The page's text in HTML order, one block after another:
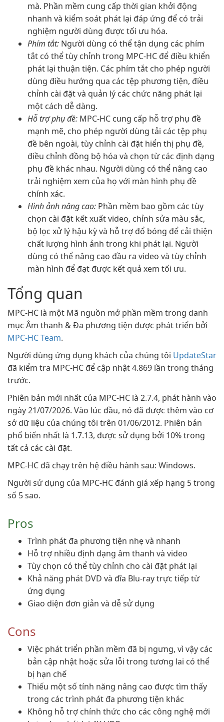
mà. Phần mềm cung cấp thời gian khởi động
nhanh và kiểm soát phát lại đáp ứng để có trải
nghiệm người dùng được tối ưu hóa.
Phím tắt: Người dùng có thể tận dụng các phím
tắt có thể tùy chỉnh trong MPC-HC để điều khiển
phát lại thuận tiện. Các phím tắt cho phép người
dùng điều hướng qua các tệp phương tiện, điều
chỉnh cài đặt và quản lý các chức năng phát lại
một cách dễ dàng.
Hỗ trợ phụ đề: MPC-HC cung cấp hỗ trợ phụ đề
mạnh mẽ, cho phép người dùng tải các tệp phụ
đề bên ngoài, tùy chỉnh cài đặt hiển thị phụ đề,
điều chỉnh đồng bộ hóa và chọn từ các định dạng
phụ đề khác nhau. Người dùng có thể nâng cao
trải nghiệm xem của họ với màn hình phụ đề
chính xác.
Hình ảnh nâng cao: Phần mềm bao gồm các tùy
chọn cài đặt kết xuất video, chỉnh sửa màu sắc,
bộ lọc xử lý hậu kỳ và hỗ trợ đổ bóng để cải thiện
chất lượng hình ảnh trong khi phát lại. Người
dùng có thể nâng cao đầu ra video và tùy chỉnh
màn hình để đạt được kết quả xem tối ưu.
Tổng quan
MPC-HC là một Mã nguồn mở phần mềm trong danh
mục Âm thanh & Đa phương tiện được phát triển bởi
MPC-HC Team.
Người dùng ứng dụng khách của chúng tôi UpdateStar
đã kiểm tra MPC-HC để cập nhật 4.869 lần trong tháng
trước.
Phiên bản mới nhất của MPC-HC là 2.7.4, phát hành vào
ngày 21/07/2026. Vào lúc đầu, nó đã được thêm vào cơ
sở dữ liệu của chúng tôi trên 01/06/2012. Phiên bản
phổ biến nhất là 1.7.13, được sử dụng bởi 10% trong
tất cả các cài đặt.
MPC-HC đã chạy trên hệ điều hành sau: Windows.
Người sử dụng của MPC-HC đánh giá xếp hạng 5 trong
số 5 sao.
Pros
Trình phát đa phương tiện nhẹ và nhanh
Hỗ trợ nhiều định dạng âm thanh và video
Tùy chọn có thể tùy chỉnh cho cài đặt phát lại
Khả năng phát DVD và đĩa Blu-ray trực tiếp từ
ứng dụng
Giao diện đơn giản và dễ sử dụng
Cons
Việc phát triển phần mềm đã bị ngưng, vì vậy các
bản cập nhật hoặc sửa lỗi trong tương lai có thể
bị hạn chế
Thiếu một số tính năng nâng cao được tìm thấy
trong các trình phát đa phương tiện khác
Không hỗ trợ chính thức cho các công nghệ mới